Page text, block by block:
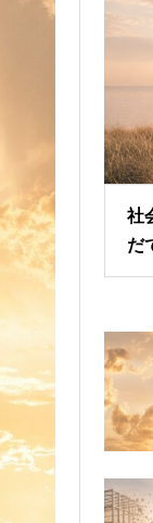
社
だ